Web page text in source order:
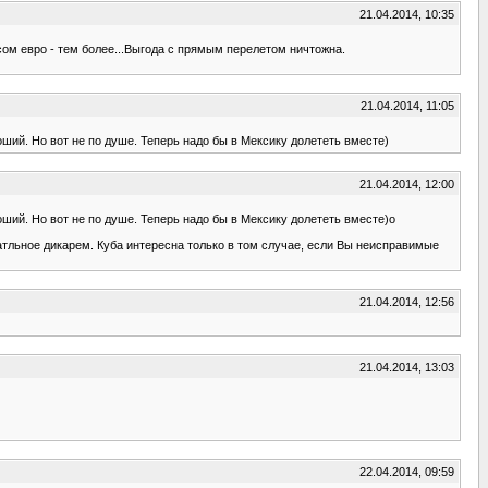
21.04.2014, 10:35
евро - тем более...Выгода с прямым перелетом ничтожна.
21.04.2014, 11:05
Но вот не по душе. Теперь надо бы в Мексику долететь вместе)
21.04.2014, 12:00
Но вот не по душе. Теперь надо бы в Мексику долететь вместе)о
дикарем. Куба интересна только в том случае, если Вы неисправимые
21.04.2014, 12:56
21.04.2014, 13:03
22.04.2014, 09:59